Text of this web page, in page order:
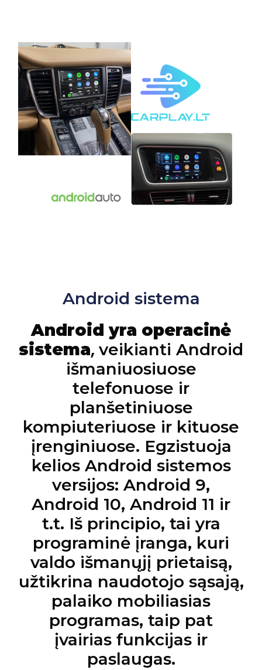
Android sistema
Android yra operacinė
sistema, veikianti Android
išmaniuosiuose
telefonuose ir
planšetiniuose
kompiuteriuose ir kituose
įrenginiuose. Egzistuoja
kelios Android sistemos
versijos: Android 9,
Android 10, Android 11 ir
t.t. Iš principio, tai yra
programinė įranga, kuri
valdo išmanųjį prietaisą,
užtikrina naudotojo sąsają,
palaiko mobiliasias
programas, taip pat
įvairias funkcijas ir
paslaugas.